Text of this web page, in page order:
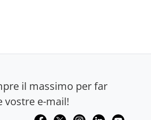
il massimo per far
vostre e-mail!